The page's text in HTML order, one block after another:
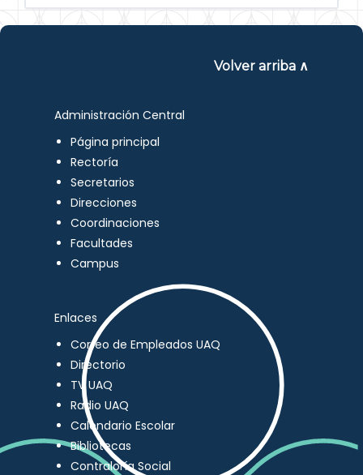
Volver arriba ∧
Administración Central
Página principal
Rectoría
Secretarios
Direcciones
Coordinaciones
Facultades
Campus
Enlaces
Correo de Empleados UAQ
Directorio
TV UAQ
Radio UAQ
Calendario Escolar
Bibliotecas
Contraloría Social